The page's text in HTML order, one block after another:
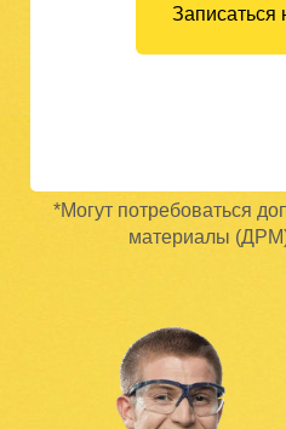
Записаться
*Могут потребоваться
материалы